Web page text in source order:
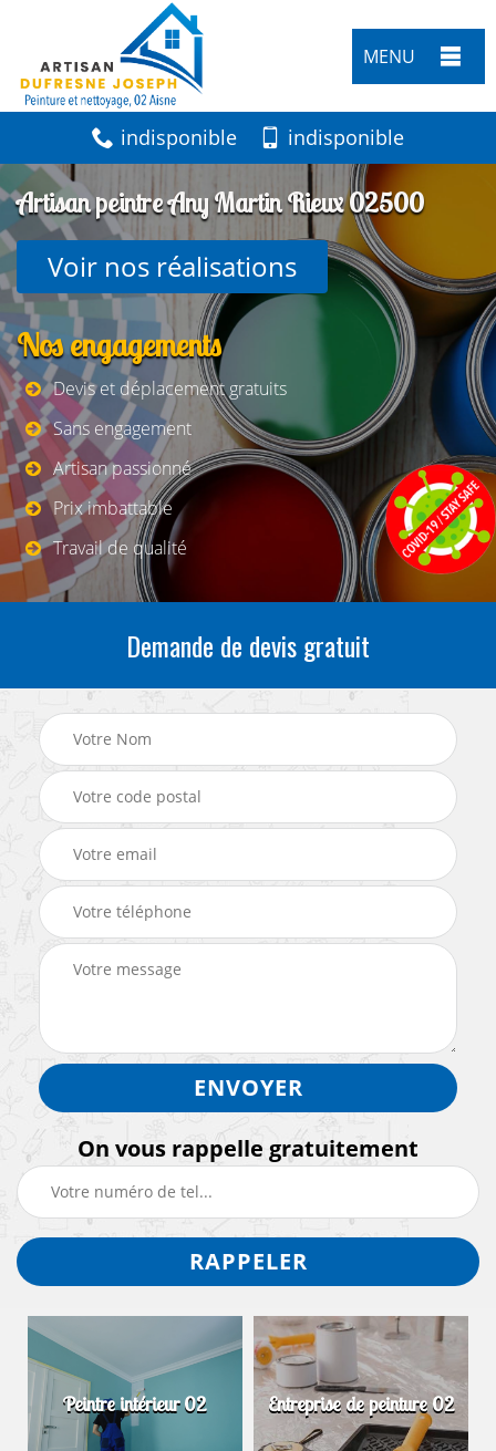
MENU
indisponible indisponible
Artisan peintre Any Martin Rieux 02500
Voir nos réalisations
Nos engagements
Devis et déplacement gratuits
Sans engagement
Artisan passionné
Prix imbattable
Travail de qualité
Demande de devis gratuit
On vous rappelle gratuitement
Peintre intérieur 02 Entreprise de peinture 02